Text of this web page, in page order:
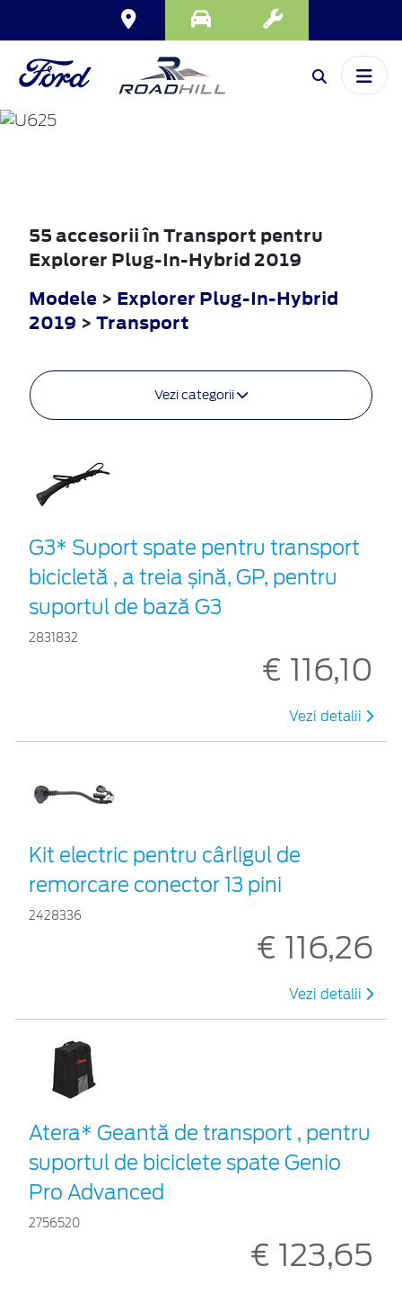
EXPLORER
PLUG-IN-HYBRID
55 accesorii în Transport pentru
Explorer Plug-In-Hybrid 2019
Modele > Explorer Plug-In-Hybrid
2019 > Transport
Vezi categorii
G3* Suport spate pentru transport
bicicletă , a treia șină, GP, pentru
suportul de bază G3
2831832
€ 116,10
Vezi detalii
Kit electric pentru cârligul de
remorcare conector 13 pini
2428336
€ 116,26
Vezi detalii
Atera* Geantă de transport , pentru
suportul de biciclete spate Genio
Pro Advanced
2756520
€ 123,65